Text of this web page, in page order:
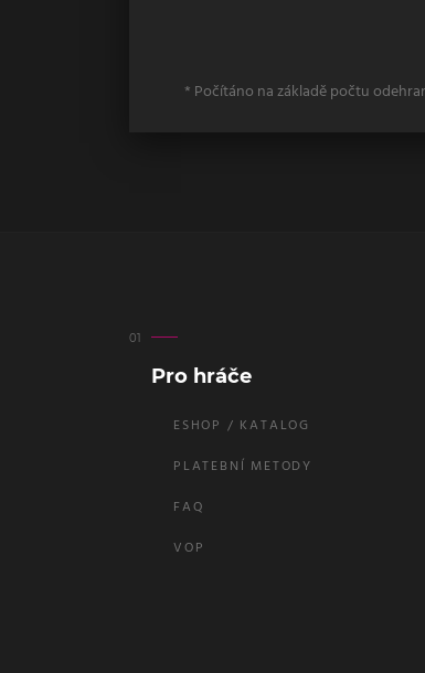
* Počítáno na základě počtu
Pro hráče
ESHOP / KATALOG
PLATEBNÍ METODY
FAQ
VOP